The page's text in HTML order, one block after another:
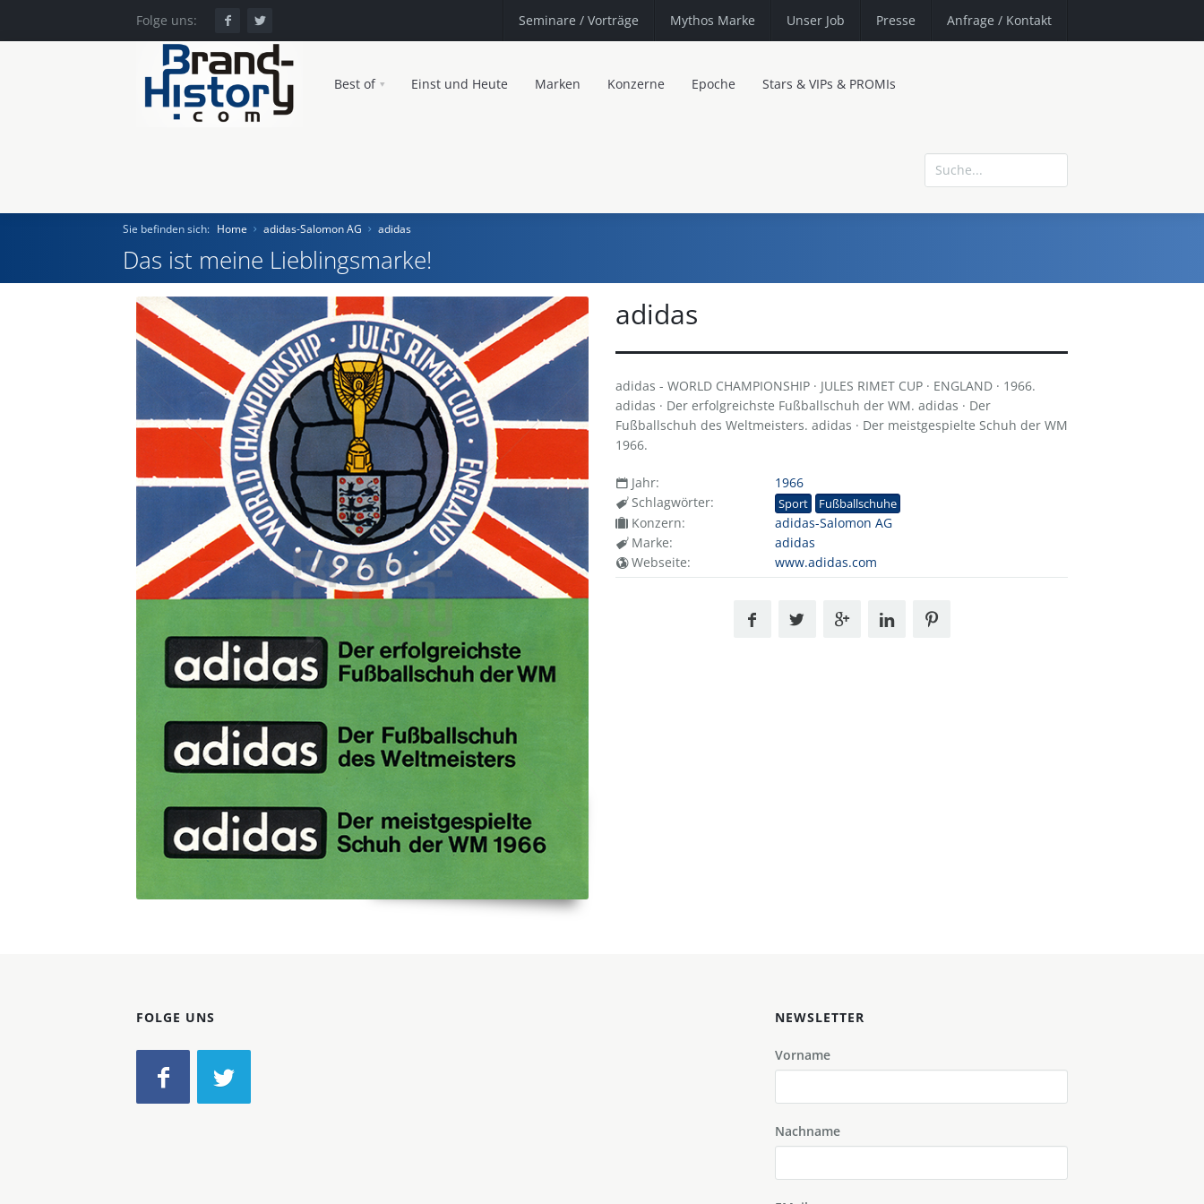
Folge uns: Seminare / Vorträge Mythos Marke Unser Job Presse Anfrage / Kontakt
Best of Einst und Heute Marken Konzerne Epoche Stars & VIPs & PROMIs
Home
Einst und Heute
Konzerne
Sie befinden sich: Home adidas-Salomon AG adidas
Das ist meine Lieblingsmarke!
adidas
adidas - WORLD CHAMPIONSHIP · JULES RIMET CUP · ENGLAND · 1966.
adidas · Der erfolgreichste Fußballschuh der WM. adidas · Der
Fußballschuh des Weltmeisters. adidas · Der meistgespielte Schuh der WM
1966.
Jahr:
1966
Schlagwörter:
Sport Fußballschuhe
Konzern:
adidas-Salomon AG
Marke:
adidas
Webseite:
www.adidas.com
FOLGE UNS NEWSLETTER
Vorname
Nachname